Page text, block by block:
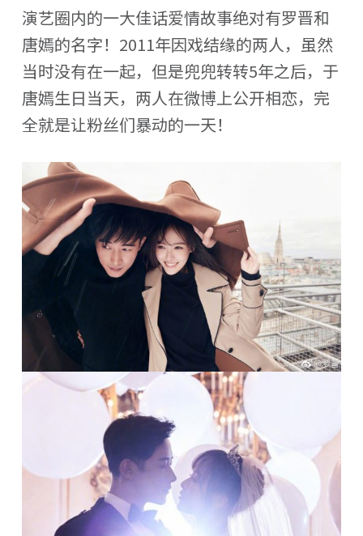
演艺圈内的一大佳话爱情故事绝对有罗晋和
唐嫣的名字！2011年因戏结缘的两人，虽然
当时没有在一起，但是兜兜转转5年之后，于
唐嫣生日当天，两人在微博上公开相恋，完
全就是让粉丝们暴动的一天！